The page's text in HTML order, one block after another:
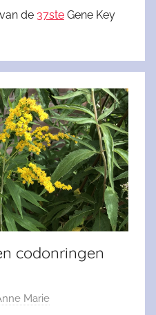
de 37ste Gene Key
codonringen
Marie